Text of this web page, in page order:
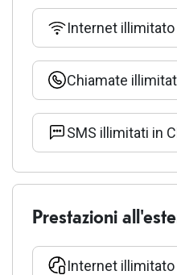
Internet illimitato
Chiamate
SMS illimitati in
Prestazioni
Internet